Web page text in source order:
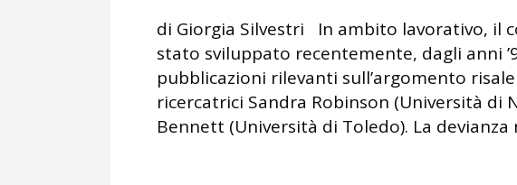
di Giorgia Silvestri In ambito lavorativo, il
stato sviluppato recentemente, dagli anni
pubblicazioni rilevanti sull’argomento
ricercatrici Sandra Robinson (Università di
Bennett (Università di Toledo). La devianza